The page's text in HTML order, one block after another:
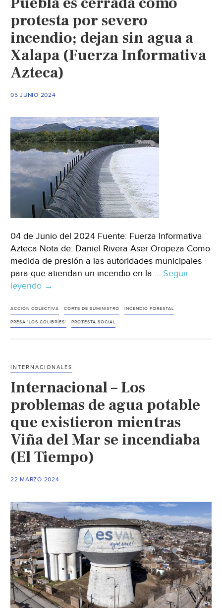
protesta por severo
incendio; dejan sin agua a
Xalapa (Fuerza Informativa
Azteca)
05 JUNIO 2024
04 de Junio del 2024 Fuente: Fuerza Informativa
Azteca Nota de: Daniel Rivera Aser Oropeza Como
medida de presión a las autoridades municipales
para que atiendan un incendio en la … Seguir
leyendo Puebla
¡Medidas
drásticas!
en
Puebla
es
cerrada
como
protesta
por
severo
dejan
agua
a
Xalapa
(Fuerza
Informativa
Azteca)
→
ACCIÓN COLECTIVA CORTE DE SUMINISTRO INCENDIO FORESTAL
PRESA 'LOS COLIBRÍES' PROTESTA SOCIAL
INTERNACIONALES
Internacional – Los
problemas de agua potable
que existieron mientras
Viña del Mar se incendiaba
(El Tiempo)
22 MARZO 2024